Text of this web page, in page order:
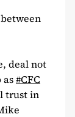
deal not
#CFC
trust in